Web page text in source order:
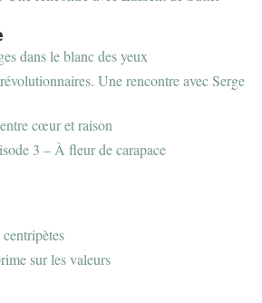
dans le blanc des yeux
Une rencontre avec Serge
cœur et raison
3 – À fleur de carapace
sur les valeurs